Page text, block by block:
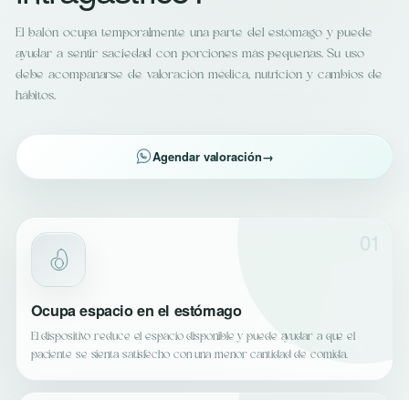
El balón ocupa temporalmente una parte del estómago y puede
ayudar a sentir saciedad con porciones más pequeñas. Su uso
debe acompañarse de valoración médica, nutrición y cambios de
hábitos.
Agendar valoración→
01
Ocupa espacio en el estómago
El dispositivo reduce el espacio disponible y puede ayudar a que el
paciente se sienta satisfecho con una menor cantidad de comida.